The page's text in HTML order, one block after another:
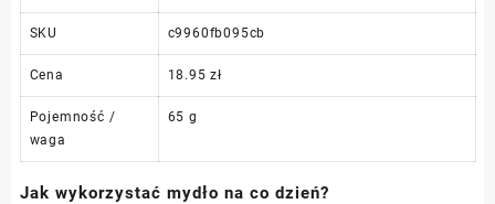
SKU c9960fb095cb
Cena 18.95 zł
Pojemność /
waga
65 g
Jak wykorzystać mydło na co dzień?